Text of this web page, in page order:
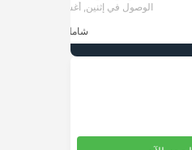
الوصول في إثنين, أغسطس 10
شامل الضرائب